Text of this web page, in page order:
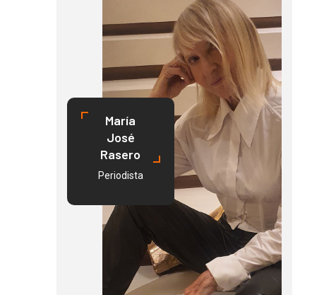
María
José
Rasero
Periodista